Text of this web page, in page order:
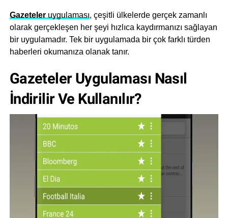
Gazeteleruygulaması, çeşitli ülkelerde gerçek zamanlı
olarak gerçekleşen her şeyi hızlıca kaydırmanızı sağlayan
bir uygulamadır. Tek bir uygulamada bir çok farklı türden
haberleri okumanıza olanak tanır.
Gazeteler Uygulaması Nasıl
İndirilir Ve Kullanılır?